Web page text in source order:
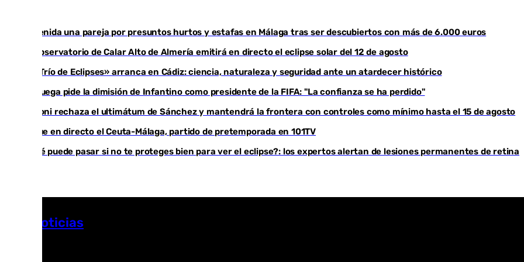
Youtube
Detenida una pareja por presuntos hurtos y estafas en Málaga tras ser descubiertos con más de 6.000 euros
El observatorio de Calar Alto de Almería emitirá en directo el eclipse solar del 12 de agosto
El «Trío de Eclipses» arranca en Cádiz: ciencia, naturaleza y seguridad ante un atardecer histórico
Noruega pide la dimisión de Infantino como presidente de la FIFA: "La confianza se ha perdido"
Meloni rechaza el ultimátum de Sánchez y mantendrá la frontera con controles como mínimo hasta el 15 de agosto
Sigue en directo el Ceuta-Málaga, partido de pretemporada en 101TV
¿Qué puede pasar si no te proteges bien para ver el eclipse?: los expertos alertan de lesiones permanentes de retina
Más noticias